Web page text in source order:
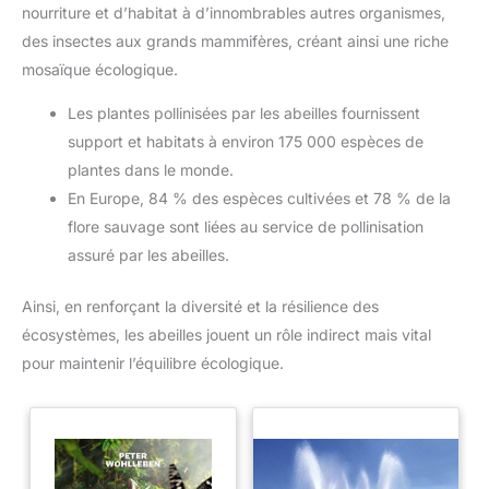
nourriture et d’habitat à d’innombrables autres organismes,
des insectes aux grands mammifères, créant ainsi une riche
mosaïque écologique.
Les plantes pollinisées par les abeilles fournissent
support et habitats à environ 175 000 espèces de
plantes dans le monde.
En Europe, 84 % des espèces cultivées et 78 % de la
flore sauvage sont liées au service de pollinisation
assuré par les abeilles.
Ainsi, en renforçant la diversité et la résilience des
écosystèmes, les abeilles jouent un rôle indirect mais vital
pour maintenir l’équilibre écologique.